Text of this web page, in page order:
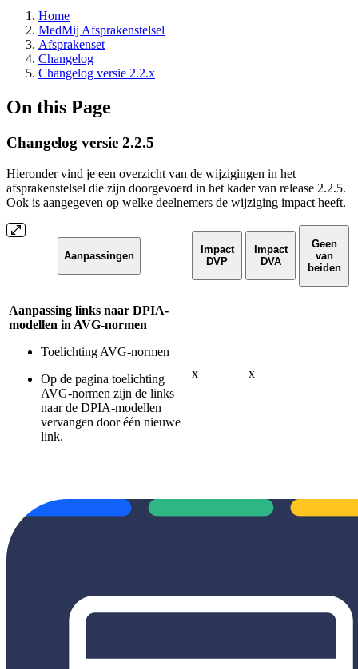
Home
MedMij Afsprakenstelsel
Afsprakenset
Changelog
Changelog versie 2.2.x
On this Page
Changelog versie 2.2.5
Hieronder vind je een overzicht van de wijzigingen in het
afsprakenstelsel die zijn doorgevoerd in het kader van release 2.2.5.
Ook is aangegeven op welke deelnemers de wijziging impact heeft.
Aanpassingen
Impact
DVP
Impact
DVA
Geen
van
beiden
Aanpassing links naar DPIA-
modellen in AVG-normen
Toelichting AVG-normen
Op de pagina toelichting
AVG-normen zijn de links
naar de DPIA-modellen
vervangen door één nieuwe
link.
x x